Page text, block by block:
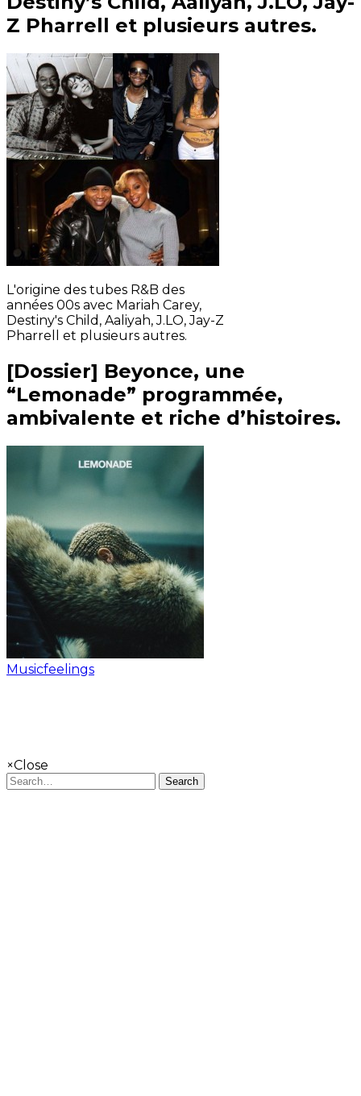
Z Pharrell et plusieurs autres.
L'origine des tubes R&B des
années 00s avec Mariah Carey,
Destiny's Child, Aaliyah, J.LO, Jay-Z
Pharrell et plusieurs autres.
[Dossier] Beyonce, une
“Lemonade” programmée,
ambivalente et riche d’histoires.
Musicfeelings
×Close
Search